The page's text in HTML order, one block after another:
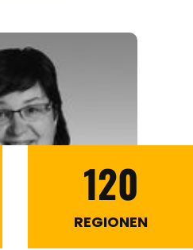
120
REGIONEN